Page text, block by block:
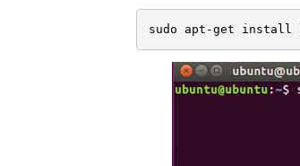
sudo apt-get install